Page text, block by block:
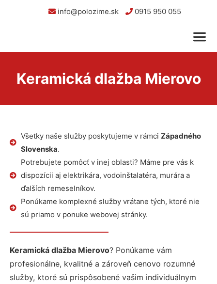
info@polozime.sk 0915 950 055
Keramická dlažba Mierovo
Všetky naše služby poskytujeme v rámci Západného
Slovenska.
Potrebujete pomôcť v inej oblasti? Máme pre vás k
dispozícii aj elektrikára, vodoinštalatéra, murára a
ďalších remeselníkov.
Ponúkame komplexné služby vrátane tých, ktoré nie
sú priamo v ponuke webovej stránky.
Keramická dlažba Mierovo? Ponúkame vám
profesionálne, kvalitné a zároveň cenovo rozumné
služby, ktoré sú prispôsobené vašim individuálnym